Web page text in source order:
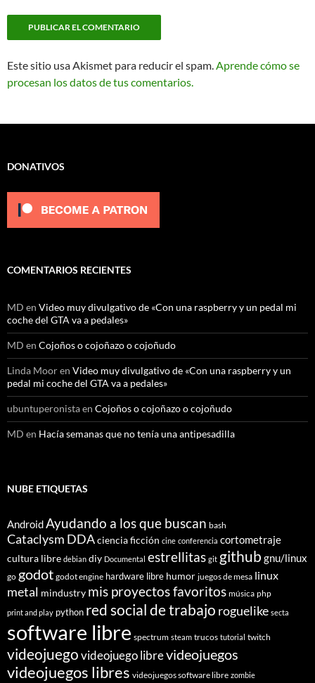
Este sitio usa Akismet para reducir el spam.Aprende cómo se
procesan los datos de tus comentarios.
DONATIVOS
COMENTARIOS RECIENTES
MD en Video muy divulgativo de «Con una raspberry y un pedal mi
coche del GTA va a pedales»
MD en Cojoños o cojoñazo o cojoñudo
Linda Mooren Video muy divulgativo de «Con una raspberry y un
pedal mi coche del GTA va a pedales»
ubuntuperonistaen Cojoños o cojoñazo o cojoñudo
MD en Hacía semanas que no tenía una antipesadilla
NUBE ETIQUETAS
AndroidAyudando a los que buscan bash
Cataclysm DDAciencia ficción cine conferencia cortometraje
cultura libre debian diy Documental estrellitas git github gnu/linux
go godot godot engine hardware libre humor juegos de mesa linux
metal mindustry mis proyectos favoritos música php
print and play python red social de trabajo roguelike secta
software libre spectrum steam trucos tutorial twitch
videojuegovideojuego librevideojuegos
videojuegos libres videojuegos software libre zombie